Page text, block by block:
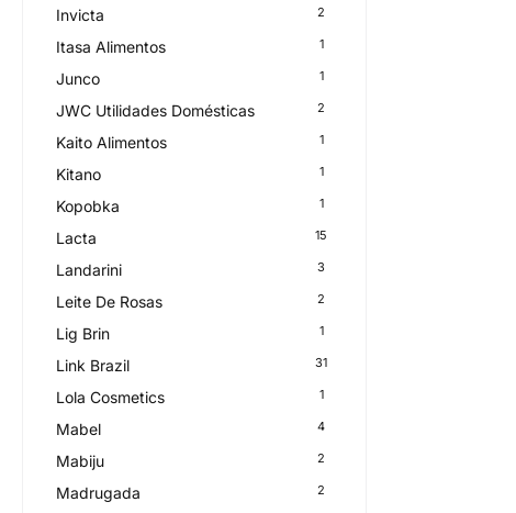
Invicta 2
Itasa Alimentos 1
Junco 1
JWC Utilidades Domésticas 2
Kaito Alimentos 1
Kitano 1
Kopobka 1
Lacta 15
Landarini 3
Leite De Rosas 2
Lig Brin 1
Link Brazil 31
Lola Cosmetics 1
Mabel 4
Mabiju 2
Madrugada 2